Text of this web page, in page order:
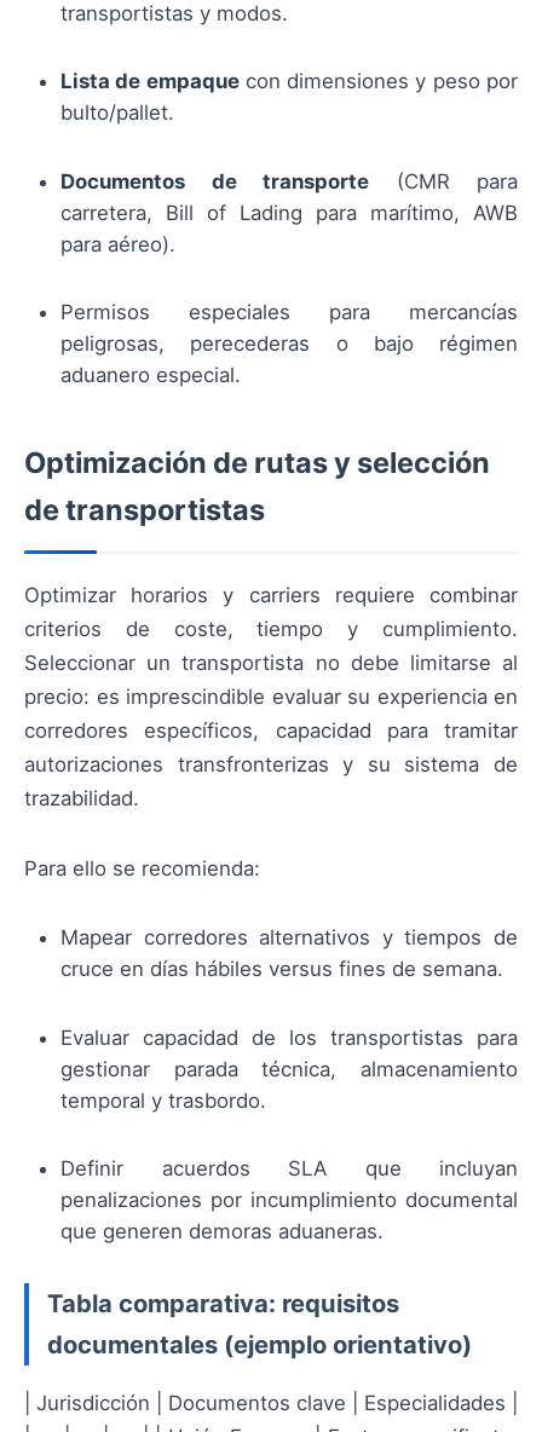
transportistas y modos.
Lista de empaquecon dimensiones y peso por
bulto/pallet.
Documentos de transporte (CMR para
carretera, Bill of Lading para marítimo, AWB
para aéreo).
Permisos especiales para mercancías
peligrosas, perecederas o bajo régimen
aduanero especial.
Optimización de rutas y selección
de transportistas
Optimizar horarios y carriers requiere combinar
criterios de coste, tiempo y cumplimiento.
Seleccionar un transportista no debe limitarse al
precio: es imprescindible evaluar su experiencia en
corredores específicos, capacidad para tramitar
autorizaciones transfronterizas y su sistema de
trazabilidad.
Para ello se recomienda:
Mapear corredores alternativos y tiempos de
cruce en días hábiles versus fines de semana.
Evaluar capacidad de los transportistas para
gestionar parada técnica, almacenamiento
temporal y trasbordo.
Definir acuerdos SLA que incluyan
penalizaciones por incumplimiento documental
que generen demoras aduaneras.
Tabla comparativa: requisitos
documentales (ejemplo orientativo)
| Jurisdicción | Documentos clave | Especialidades |